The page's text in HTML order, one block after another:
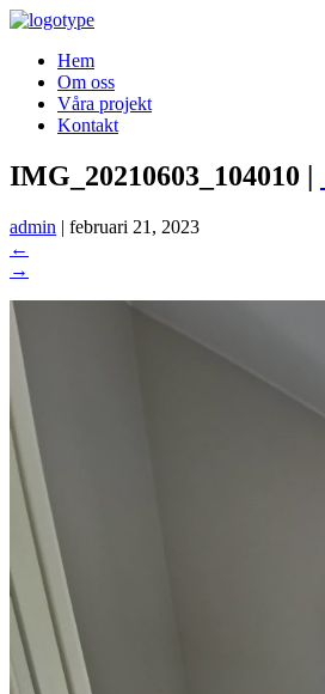
Hem
Om oss
Våra projekt
Kontakt
IMG_20210603_104010 |
admin | februari 21, 2023
←
→